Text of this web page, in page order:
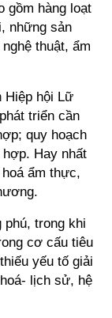
gồm hàng loạt
những sản
thuật, ẩm
Hiệp hội Lữ
triển cần
quy hoạch
Hay nhất
ẩm thực,
trong khi
cơ cấu tiêu
yếu tố giải
lịch sử, hệ